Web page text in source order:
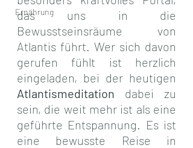
Ernährung
das uns in die
Bewusstseinsräume von
Atlantis führt. Wer sich davon
gerufen fühlt ist herzlich
Atlantismeditation dabei zu
sein, die weit mehr ist als eine
geführte Entspannung. Es ist
eine bewusste Reise in